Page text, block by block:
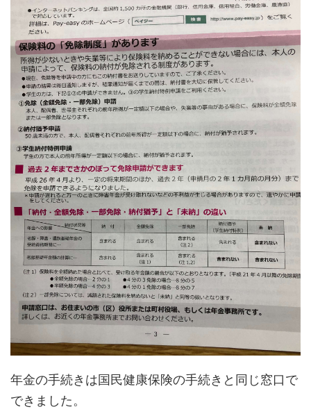
年金の手続きは国民健康保険の手続きと同じ窓口で
できました。